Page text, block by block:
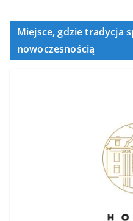
Miejsce, gdzie tradycja
nowoczesnością